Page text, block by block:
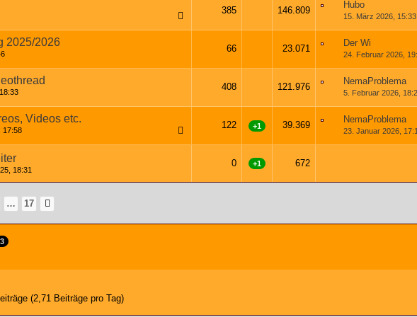
385 146.809
Hubo
15. März 2026, 15:33
2025/2026
66 23.071
Der Wi
24. Februar 2026,
408 121.976
NemaProblema
5. Februar 2026,
Videos etc.
17:58 122 +1 39.369
NemaProblema
23. Januar 2026,
18:31
0 +1 672
… 17
(2,71 Beiträge pro Tag)